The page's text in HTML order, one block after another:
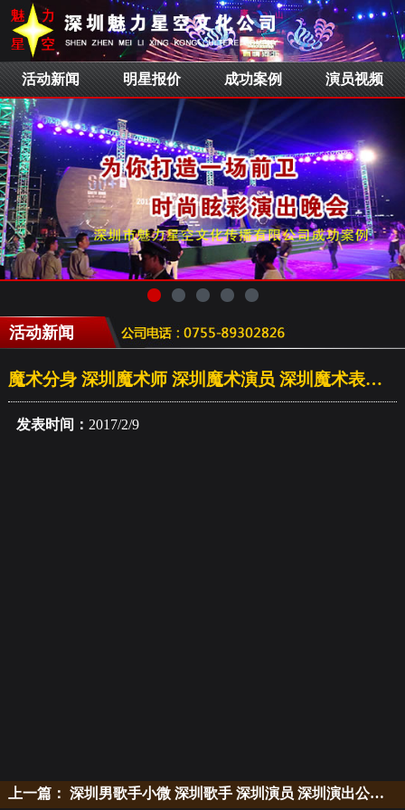
活动新闻 明星报价 成功案例 演员视频
活动新闻
魔术分身 深圳魔术师 深圳魔术演员 深圳魔术表演 魔术公司
发表时间： 2017/2/9
上一篇： 深圳男歌手小微 深圳歌手 深圳演员 深圳演出公司 演出策划公司